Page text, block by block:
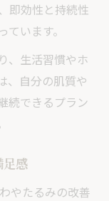
即効性と持続性
います。
、生活習慣やホ
、自分の肌質や
続できるプラン
足感
やたるみの改善